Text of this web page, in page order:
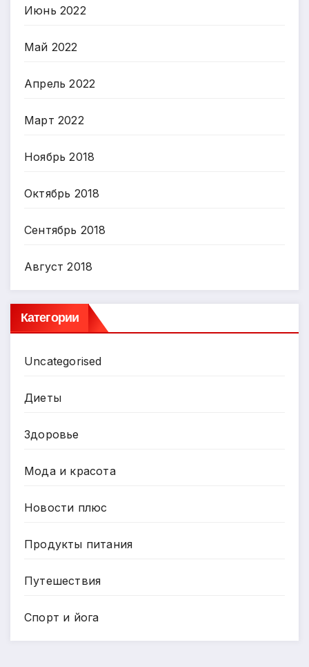
Июнь 2022
Май 2022
Апрель 2022
Март 2022
Ноябрь 2018
Октябрь 2018
Сентябрь 2018
Август 2018
Категории
Uncategorised
Диеты
Здоровье
Мода и красота
Новости плюс
Продукты питания
Путешествия
Спорт и йога